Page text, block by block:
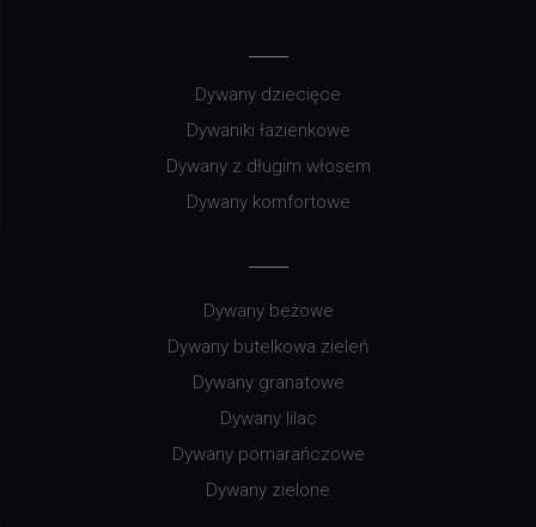
Dywany dziecięce
Dywaniki łazienkowe
Dywany z długim włosem
Dywany komfortowe
Dywany beżowe
Dywany butelkowa zieleń
Dywany granatowe
Dywany lilac
Dywany pomarańczowe
Dywany zielone